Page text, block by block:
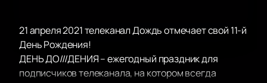
21 апреля 2021 телеканал Дождь отмечает свой 11-й
День Рождения!
ДЕНЬ ДО///ДЕНИЯ – ежегодный праздник для
подписчиков телеканала, на котором всегда